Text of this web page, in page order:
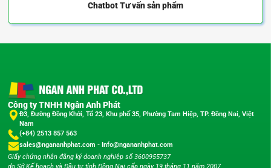
ChatbotTư vấn sản phẩm
Công ty TNHH Ngân Anh Phát
Đ3, Đường Đồng Khởi, Tổ 23, Khu phố 35, Phường Tam Hiệp, TP. Đồng Nai, Việt
Nam
(+84) 2513 857 563
sales@ngananhphat.com - Info@ngananhphat.com
Giấy chứng nhận đăng ký doanh nghiệp số 3600955737
do Sở Kế hoạch và Đầu tư tỉnh Đồng Nai cấp ngày 19 tháng 11 năm 2007